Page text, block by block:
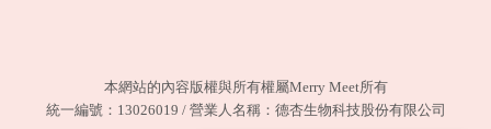
本網站的內容版權與所有權屬Merry Meet所有
統一編號：13026019 / 營業人名稱：德杏生物科技股份有限公司